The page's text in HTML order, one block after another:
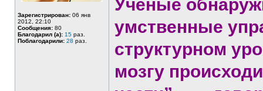
Зарегистрирован: 06 янв
2012, 22:10
Сообщения: 80
Благодарил (а): 15 раз.
Поблагодарили: 28 раз.
Ученые
умственные
структурном
мозгу